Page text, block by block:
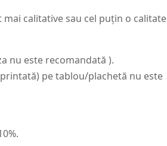
mai calitative sau cel puțin o calitate
nu este recomandată ).
(printată) pe tablou/plachetă nu este